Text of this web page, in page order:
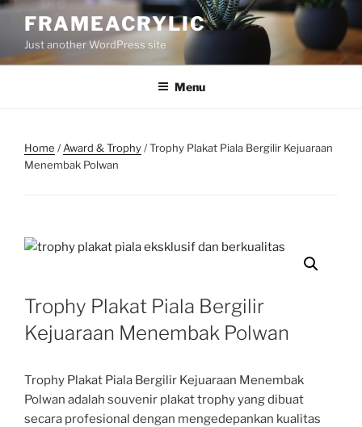
Skip
content
FRAMEACRYLIC
Just another WordPress site
Menu
Home /Award & Trophy/ Trophy Plakat Piala Bergilir Kejuaraan
Menembak Polwan
Trophy Plakat Piala Bergilir
Kejuaraan Menembak Polwan
Trophy Plakat Piala Bergilir Kejuaraan Menembak
Polwan adalah souvenir plakat trophy yang dibuat
secara profesional dengan mengedepankan kualitas